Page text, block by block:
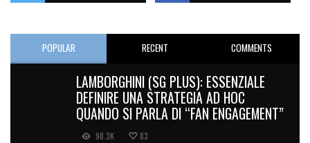
POPULAR RECENT COMMENTS
LAMBORGHINI (SG PLUS): ESSENZIALE
DEFINIRE UNA STRATEGIA AD HOC
QUANDO SI PARLA DI “FAN ENGAGEMENT”
98.3K 83